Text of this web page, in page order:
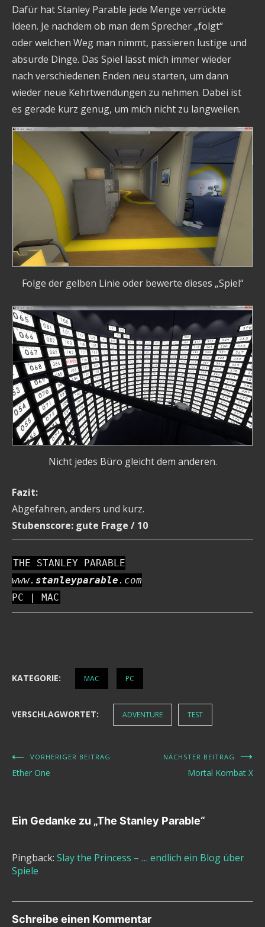
Dafür hat Stanley Parable jede Menge verrückte
Ideen. Je nachdem ob man dem Sprecher „folgt“
oder welchen Weg man nimmt, passieren lustige und
absurde Dinge. Das Spiel lässt mich immer wieder
nach verschiedenen Enden neu starten, um dann
wieder neue Kehrtwendungen zu nehmen. Dabei ist
es gerade kurz genug, um mich nicht zu langweilen.
Folge der gelben Linie oder bewerte dieses „Spiel“
Nicht jedes Büro gleicht dem anderen.
Fazit:
Abgefahren, anders und kurz.
Stubenscore: gute Frage / 10
THE STANLEY PARABLE
www. stanleyparable.com
PC | MAC
KATEGORIE: MAC PC
VERSCHLAGWORTET: ADVENTURE TEST
Beitragsnavigation
VORHERIGER BEITRAG
Ether One
NÄCHSTER BEITRAG
Mortal Kombat X
Ein Gedanke zu „The Stanley Parable“
Pingback: Slay the Princess – … endlich ein Blog über
Spiele
Schreibe einen Kommentar